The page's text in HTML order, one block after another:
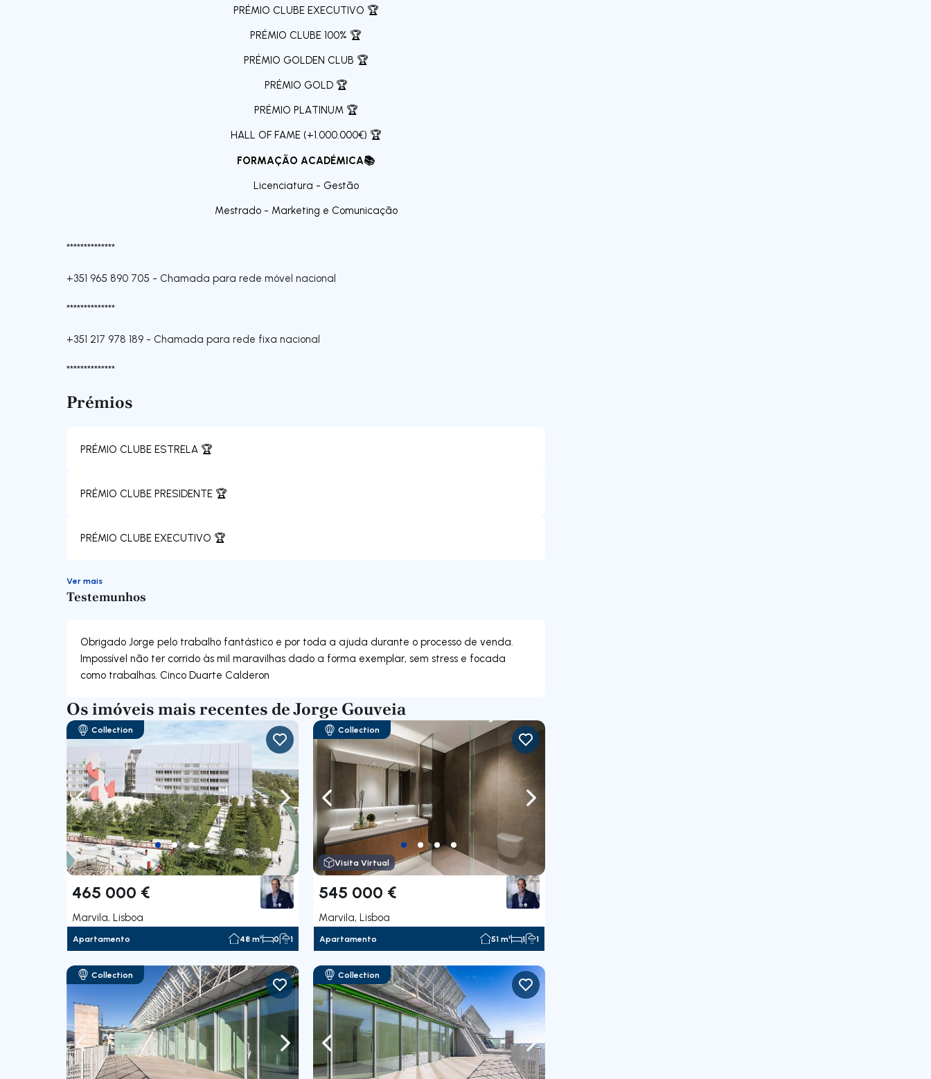
PRÉMIO CLUBE EXECUTIVO 🏆
PRÉMIO CLUBE 100% 🏆
PRÉMIO GOLDEN CLUB 🏆
PRÉMIO GOLD 🏆
PRÉMIO PLATINUM 🏆
HALL OF FAME (+1.000.000€) 🏆
FORMAÇÃO ACADÉMICA📚
Licenciatura - Gestão
Mestrado - Marketing e Comunicação
**************
+351 965 890 705 - Chamada para rede móvel nacional
**************
+351 217 978 189 - Chamada para rede fixa nacional
**************
Prémios
PRÉMIO CLUBE ESTRELA 🏆
PRÉMIO CLUBE PRESIDENTE 🏆
PRÉMIO CLUBE EXECUTIVO 🏆
Ver mais
Testemunhos
Obrigado Jorge pelo trabalho fantástico e por toda a ajuda durante o processo de venda.
Impossível não ter corrido às mil maravilhas dado a forma exemplar, sem stress e focada
como trabalhas. Cinco Duarte Calderon
Os imóveis mais recentes de Jorge Gouveia
Navegação para a esquerda Navegação para a direita
Collection
465 000 €
Marvila, Lisboa
Apartamento 48 m² 0 1
Navegação para a esquerda Navegação para a direita
Collection
Visita Virtual
545 000 €
Marvila, Lisboa
Apartamento 51 m² 1 1
Navegação para a esquerda Navegação para a direita
Collection
Navegação para a esquerda Navegação para a direita
Collection